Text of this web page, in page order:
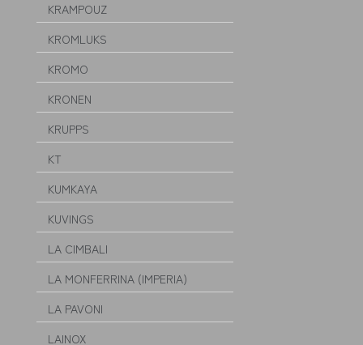
KRAMPOUZ
KROMLUKS
KROMO
KRONEN
KRUPPS
KT
KUMKAYA
KUVINGS
LA CIMBALI
LA MONFERRINA (IMPERIA)
LA PAVONI
LAINOX